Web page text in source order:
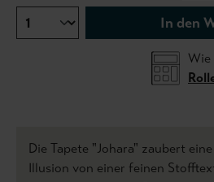
In den
Wie
Die Tapete "Johara" zaubert
Illusion von einer feinen